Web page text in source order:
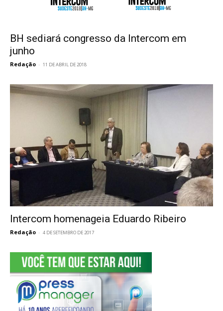
BH sediará congresso da Intercom em
junho
Redação - 11 DE ABRIL DE 2018
Intercom homenageia Eduardo Ribeiro
Redação - 4 DE SETEMBRO DE 2017